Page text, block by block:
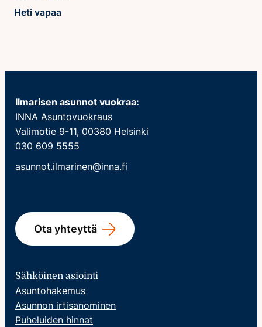
Heti vapaa
Ilmarisen asunnot vuokraa:
INNA Asuntovuokraus
Valimotie 9-11, 00380 Helsinki
030 609 5555
asunnot.ilmarinen@inna.fi
Ota yhteyttä
Sähköinen asiointi
Asuntohakemus
Asunnon irtisanominen
Puheluiden hinnat